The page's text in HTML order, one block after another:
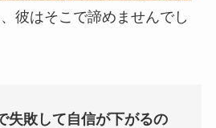
彼はそこで諦めませんでし
失敗して自信が下がるの